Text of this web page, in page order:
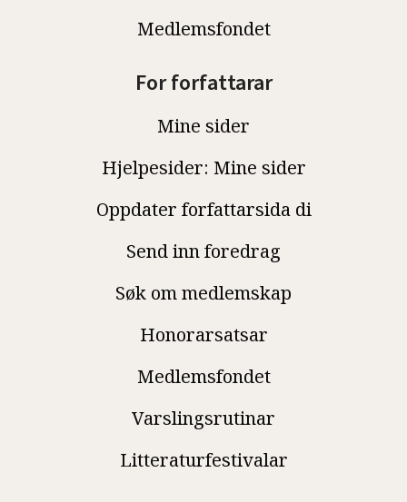
Medlemsfondet
For forfattarar
Mine sider
Hjelpesider: Mine sider
Oppdater forfattarsida di
Send inn foredrag
Søk om medlemskap
Honorarsatsar
Medlemsfondet
Varslingsrutinar
Litteraturfestivalar